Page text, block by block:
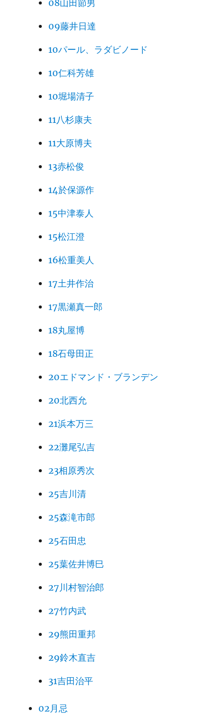
08山田節男
09藤井日達
10パール、ラダビノード
10仁科芳雄
10堀場清子
11八杉康夫
11大原博夫
13赤松俊
14於保源作
15中津泰人
15松江澄
16松重美人
17土井作治
17黒瀬真一郎
18丸屋博
18石母田正
20エドマンド・ブランデン
20北西允
21浜本万三
22灘尾弘吉
23相原秀次
25吉川清
25森滝市郎
25石田忠
25葉佐井博巳
27川村智治郎
27竹内武
29熊田重邦
29鈴木直吉
31吉田治平
02月忌